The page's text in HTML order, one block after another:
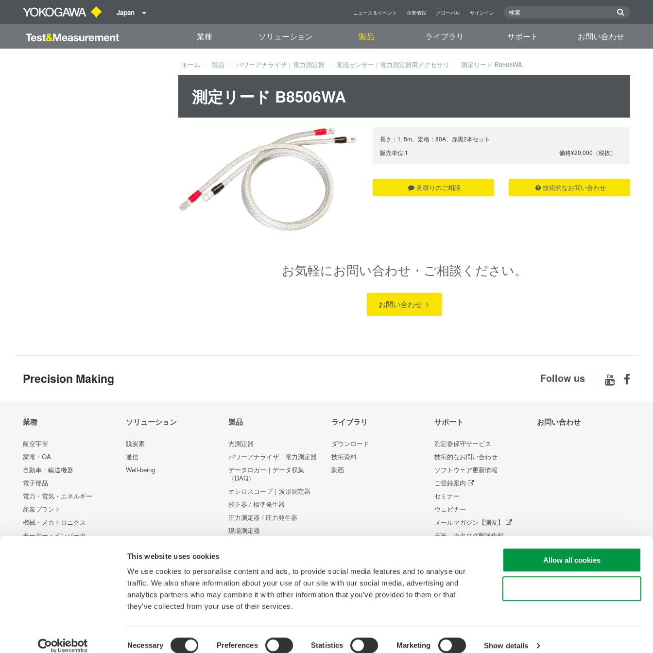
This website uses cookies
We use cookies to personalise content and ads, to provide social media features and to analyse our
traffic. We also share information about your use of our site with our social media, advertising and
analytics partners who may combine it with other information that you’ve provided to them or that
they’ve collected from your use of their services.
Selection
Necessary Preferences Statistics Marketing Show details
Allow all cookies
Japan ニュース＆イベント 企業情報 グローバル サインイン
業種 ソリューション 製品 ライブラリ サポート お問い合わせ
ホーム 製品 パワーアナライザ｜電力測定器 電流センサー / 電力測定器用アクセサリ 測定リード B8506WA
測定リード B8506WA
長さ：1. 5m、定格：80A、赤黒2本セット
販売単位:1
価格¥20,000（税抜）
見積りのご相談 技術的なお問い合わせ
お気軽にお問い合わせ・ご相談ください。
お問い合わせ
Precision Making Follow us
業種
航空宇宙
家電・OA
自動車・輸送機器
電子部品
電力・電気・エネルギー
産業プラント
機械・メカトロニクス
モーター・インバータ
ソリューション
脱炭素
通信
Well-being
製品
光測定器
パワーアナライザ｜電力測定器
データロガー｜データ収集
（DAQ）
オシロスコープ｜波形測定器
校正器 / 標準発生器
圧力測定器 / 圧力発生器
現場測定器
ライブラリ
ダウンロード
技術資料
動画
サポート
測定器保守サービス
技術的なお問い合わせ
ソフトウェア更新情報
ご登録案内
セミナー
ウェビナー
メールマガジン【測友】
デモ、カタログ郵送依頼
ー
中小企業向け設備 税制証明書発
お問い合わせ
横河電機 横河計測 プライバシーノーティス サイトご利用条件 サイトマップ Copyright © 2008-2026 Yokogawa Test & Measurement Corporation